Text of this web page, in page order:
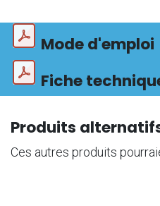
Mode d'emploi
Fiche
Produits
Ces autres produits